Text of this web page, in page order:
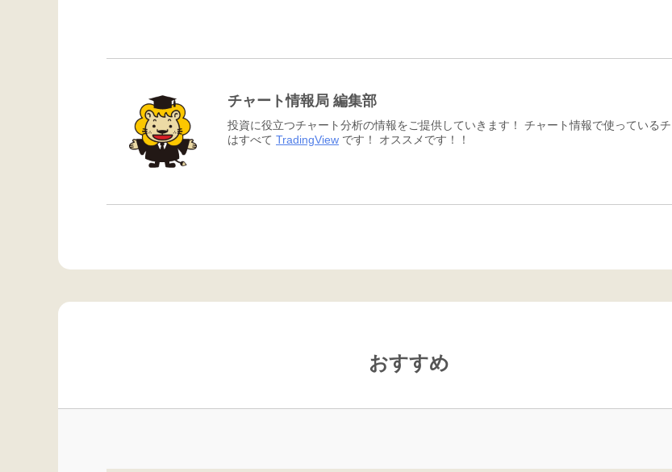
チャート情報局 編集部
投資に役立つチャート分析の情報をご提供していきます！ チャート情報で使っているチ
はすべて TradingView です！ オススメです！！
おすすめ